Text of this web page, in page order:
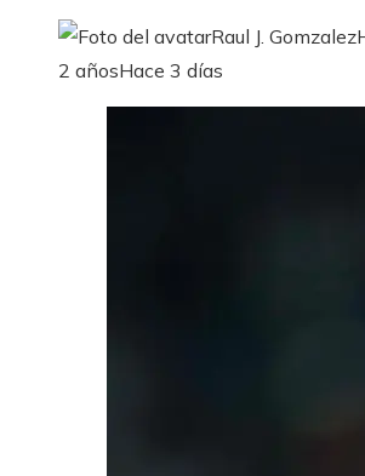
Raul J. Gomzalez
2 añosHace 3 días